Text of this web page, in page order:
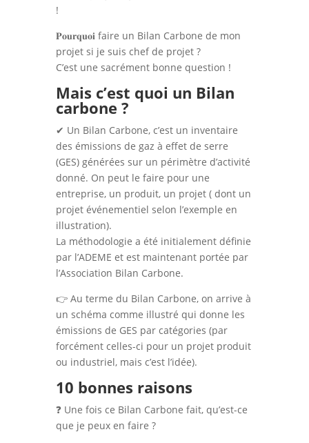
!
𝐏𝐨𝐮𝐫𝐪𝐮𝐨𝐢 faire un Bilan Carbone de mon
projet si je suis chef de projet ?
C’est une sacrément bonne question !
Mais c’est quoi un Bilan
carbone ?
✔ Un Bilan Carbone, c’est un inventaire
des émissions de gaz à effet de serre
(GES) générées sur un périmètre d’activité
donné. On peut le faire pour une
entreprise, un produit, un projet ( dont un
projet événementiel selon l’exemple en
illustration).
La méthodologie a été initialement définie
par l’ADEME et est maintenant portée par
l’Association Bilan Carbone.
👉 Au terme du Bilan Carbone, on arrive à
un schéma comme illustré qui donne les
émissions de GES par catégories (par
forcément celles-ci pour un projet produit
ou industriel, mais c’est l’idée).
10 bonnes raisons
❓ Une fois ce Bilan Carbone fait, qu’est-ce
que je peux en faire ?